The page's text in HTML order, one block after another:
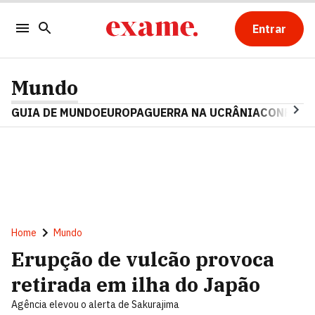
Entrar
Mundo
GUIA DE MUNDOEUROPAGUERRA NA UCRÂNIA
Home Mundo
Erupção de vulcão provoca
retirada em ilha do Japão
Agência elevou o alerta de Sakurajima